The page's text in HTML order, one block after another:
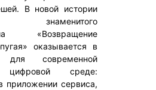
В новой истории
знаменитого
«Возвращение
оказывается в
для современной
цифровой среде:
приложении сервиса,